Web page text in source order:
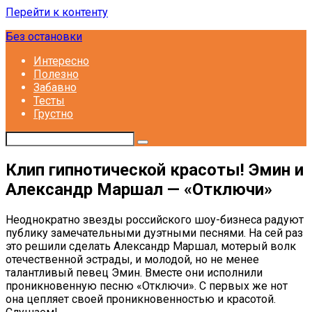
Перейти к контенту
Без остановки
Интересно
Полезно
Забавно
Тесты
Грустно
Клип гипнотической красоты! Эмин и
Александр Маршал — «Отключи»
Неоднократно звезды российского шоу-бизнеса радуют
публику замечательными дуэтными песнями. На сей раз
это решили сделать Александр Маршал, мотерый волк
отечественной эстрады, и молодой, но не менее
талантливый певец Эмин. Вместе они исполнили
проникновенную песню «Отключи». С первых же нот
она цепляет своей проникновенностью и красотой.